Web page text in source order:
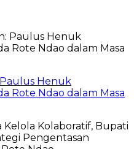
Henuk
Rote Ndao dalam Masa